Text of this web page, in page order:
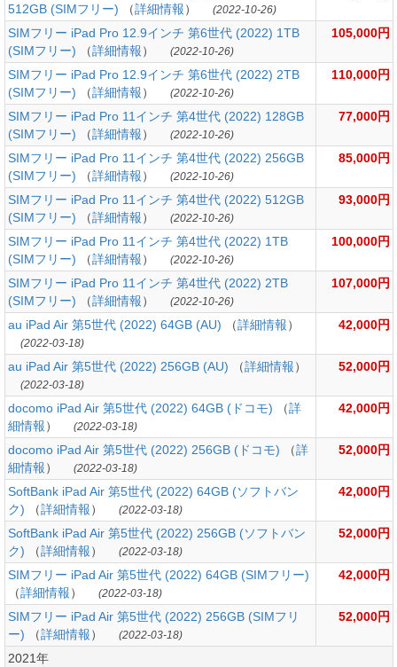
512GB (SIMフリー)
（詳細情報） (2022-10-26)
SIMフリー iPad Pro 12.9インチ 第6世代 (2022) 1TB
(SIMフリー)
（詳細情報） (2022-10-26)
105,000円
SIMフリー iPad Pro 12.9インチ 第6世代 (2022) 2TB
(SIMフリー)
（詳細情報） (2022-10-26)
110,000円
SIMフリー iPad Pro 11インチ 第4世代 (2022) 128GB
(SIMフリー)
（詳細情報） (2022-10-26)
77,000円
SIMフリー iPad Pro 11インチ 第4世代 (2022) 256GB
(SIMフリー)
（詳細情報） (2022-10-26)
85,000円
SIMフリー iPad Pro 11インチ 第4世代 (2022) 512GB
(SIMフリー)
（詳細情報） (2022-10-26)
93,000円
SIMフリー iPad Pro 11インチ 第4世代 (2022) 1TB
(SIMフリー)
（詳細情報） (2022-10-26)
100,000円
SIMフリー iPad Pro 11インチ 第4世代 (2022) 2TB
(SIMフリー)
（詳細情報） (2022-10-26)
107,000円
au iPad Air 第5世代 (2022) 64GB (AU) （詳細情報）
(2022-03-18)
42,000円
au iPad Air 第5世代 (2022) 256GB (AU) （詳細情報）
(2022-03-18)
52,000円
docomo iPad Air 第5世代 (2022) 64GB (ドコモ) （詳
細情報） (2022-03-18)
42,000円
docomo iPad Air 第5世代 (2022) 256GB (ドコモ) （詳
細情報） (2022-03-18)
52,000円
SoftBank iPad Air 第5世代 (2022) 64GB (ソフトバン
ク)
（詳細情報） (2022-03-18)
42,000円
SoftBank iPad Air 第5世代 (2022) 256GB (ソフトバン
ク)
（詳細情報） (2022-03-18)
52,000円
SIMフリー iPad Air 第5世代 (2022) 64GB (SIMフリー)
（詳細情報） (2022-03-18)
42,000円
SIMフリー iPad Air 第5世代 (2022) 256GB (SIMフリ
ー)
（詳細情報） (2022-03-18)
52,000円
2021年